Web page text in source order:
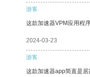
游客
这款加速器VPM应用程
2024-03-23
游客
这款加速器app简直是